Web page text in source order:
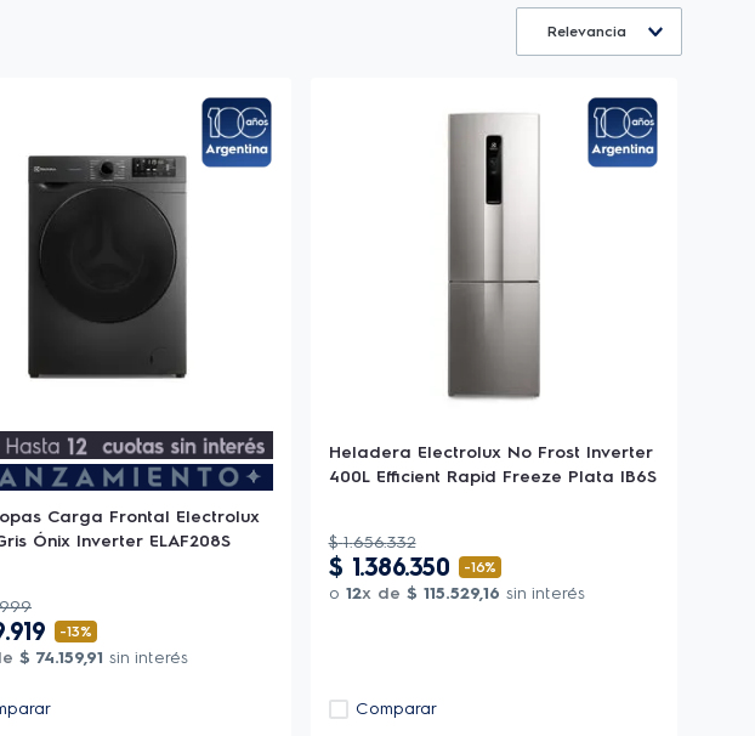
Relevancia
Carga Frontal Electrolux
Ónix Inverter ELAF208S
999
.919 -13%
$ 74.159,91 sin interés
Heladera Electrolux No Frost Inverter
400L Efficient Rapid Freeze Plata IB6S
$ 1.656.332
$ 1.386.350 -16%
o 12x de $ 115.529,16 sin interés
Comparar